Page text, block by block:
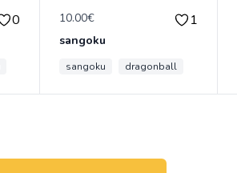
0 10.00€ 1
sangoku
sangoku dragonball